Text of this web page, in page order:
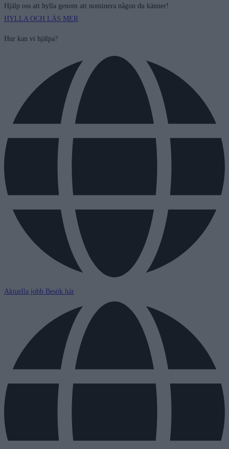
Hjälp oss att hylla genom att nominera någon du känner!
HYLLA OCH LÄS MER
Hur kan vi hjälpa?
Aktuella jobb Besök här